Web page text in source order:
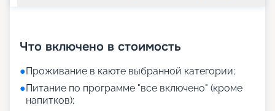
Что включено в стоимость
●Проживание в каюте выбранной категории;
●Питание по программе "все включено" (кроме
напитков);